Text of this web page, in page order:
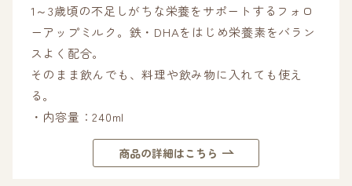
1～3歳頃の不足しがちな栄養をサポートするフォロ
ーアップミルク。鉄・DHAをはじめ栄養素をバラン
スよく配合。
そのまま飲んでも、料理や飲み物に入れても使え
る。
・内容量：240ml
商品の詳細はこちら